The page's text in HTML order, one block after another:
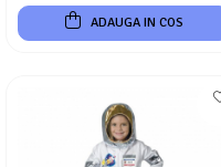
ADAUGA IN COS